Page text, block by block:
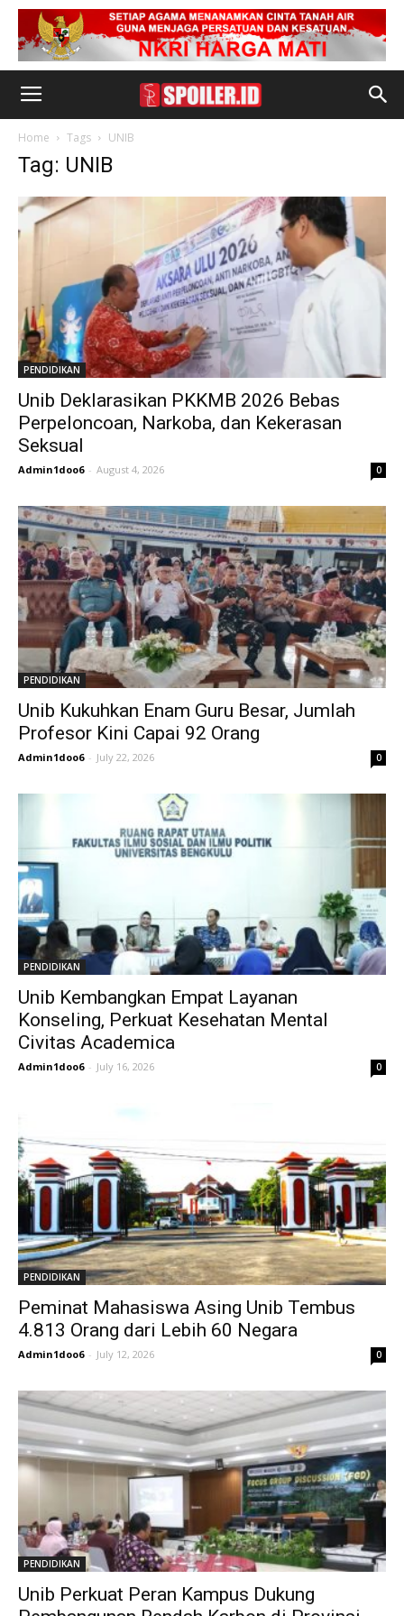
Home Tags UNIB
Tag: UNIB
PENDIDIKAN
Unib Deklarasikan PKKMB 2026 Bebas
Perpeloncoan, Narkoba, dan Kekerasan
Seksual
Admin1doo6 - August 4, 2026 0
PENDIDIKAN
Unib Kukuhkan Enam Guru Besar, Jumlah
Profesor Kini Capai 92 Orang
Admin1doo6 - July 22, 2026 0
PENDIDIKAN
Unib Kembangkan Empat Layanan
Konseling, Perkuat Kesehatan Mental
Civitas Academica
Admin1doo6 - July 16, 2026 0
PENDIDIKAN
Peminat Mahasiswa Asing Unib Tembus
4.813 Orang dari Lebih 60 Negara
Admin1doo6 - July 12, 2026 0
PENDIDIKAN
Unib Perkuat Peran Kampus Dukung